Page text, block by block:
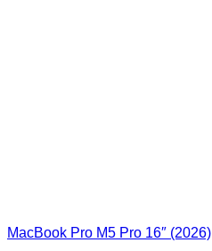
MacBook Pro M5 Pro 16″ (2026)